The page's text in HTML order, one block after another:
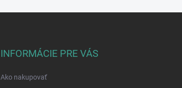
INFORMÁCIE PRE VÁS
Ako nakupovať